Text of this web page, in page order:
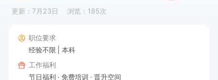
更新：7月23日
浏览：185次
职位要求
经验不限
本科
工作福利
节日福利
免费培训
晋升空间